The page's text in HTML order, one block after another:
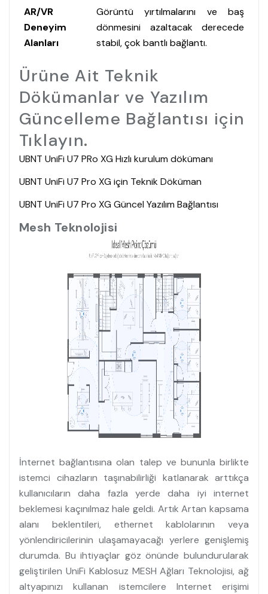
AR/VR
Deneyim
Alanları
Görüntü yırtılmalarını ve baş
dönmesini azaltacak derecede
stabil, çok bantlı bağlantı.
Ürüne Ait Teknik
Dökümanlar ve Yazılım
Güncelleme Bağlantısı için
Tıklayın.
UBNT UniFi U7 PRo XG Hızlı kurulum dökümanı
UBNT UniFi U7 Pro XG için Teknik Döküman
UBNT UniFi U7 Pro XG Güncel Yazılım Bağlantısı
Mesh Teknolojisi
İnternet bağlantısına olan talep ve bununla birlikte
istemci cihazların taşınabilirliği katlanarak arttıkça
kullanıcıların daha fazla yerde daha iyi internet
beklemesi kaçınılmaz hale geldi. Artık Artan kapsama
alanı beklentileri, ethernet kablolarının veya
yönlendiricilerinin ulaşamayacağı yerlere genişlemiş
durumda. Bu ihtiyaçlar göz önünde bulundurularak
geliştirilen UniFi Kablosuz MESH Ağları Teknolojisi, ağ
altyapınızı kullanan istemcilere Internet erişimi